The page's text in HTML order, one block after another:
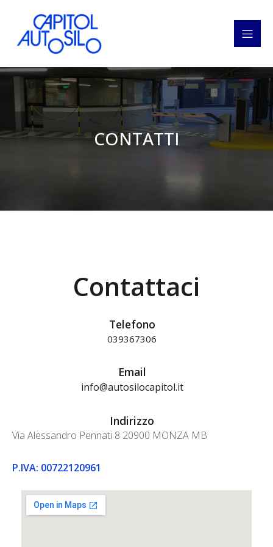
CONTATTI
Contattaci
Telefono
039367306
Email
info@autosilocapitol.it
Indirizzo
Via Alessandro Pennati 8 20900 MONZA MB
P.IVA: 00722120961